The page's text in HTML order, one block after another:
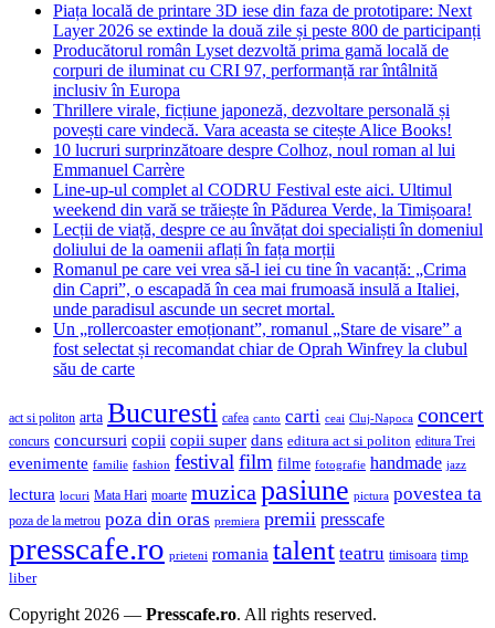
Piața locală de printare 3D iese din faza de prototipare: Next
Layer 2026 se extinde la două zile și peste 800 de participanți
Producătorul român Lyset dezvoltă prima gamă locală de
corpuri de iluminat cu CRI 97, performanță rar întâlnită
inclusiv în Europa
Thrillere virale, ficțiune japoneză, dezvoltare personală și
povești care vindecă. Vara aceasta se citește Alice Books!
10 lucruri surprinzătoare despre Colhoz, noul roman al lui
Emmanuel Carrère
Line-up-ul complet al CODRU Festival este aici. Ultimul
weekend din vară se trăiește în Pădurea Verde, la Timișoara!
Lecții de viață, despre ce au învățat doi specialiști în domeniul
doliului de la oamenii aflați în fața morții
Romanul pe care vei vrea să-l iei cu tine în vacanță: „Crima
din Capri”, o escapadă în cea mai frumoasă insulă a Italiei,
unde paradisul ascunde un secret mortal.
Un „rollercoaster emoționant”, romanul „Stare de visare” a
fost selectat și recomandat chiar de Oprah Winfrey la clubul
său de carte
act si politon arta Bucuresti cafea canto carti ceai Cluj-Napoca concert
concurs concursuri copii copii super dans editura act si politon editura Trei
evenimente familie fashion festival film filme fotografie handmade jazz
lectura locuri Mata Hari moarte muzica pasiune pictura povestea ta
poza de la metrou poza din oras premiera premii presscafe
presscafe.ro prieteni romania talent teatru timisoara timp
liber
Copyright 2026 — Presscafe.ro. All rights reserved.